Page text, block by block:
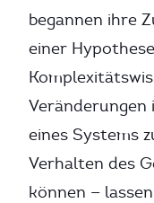
begannen ihre
einer
eines Systems
Verhalten des
können —